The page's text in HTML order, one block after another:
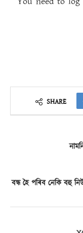
SHARE
বন্ধ হৈ পৰিব নেকি বহু